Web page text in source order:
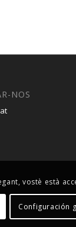
NOS
vostè està
Configuración